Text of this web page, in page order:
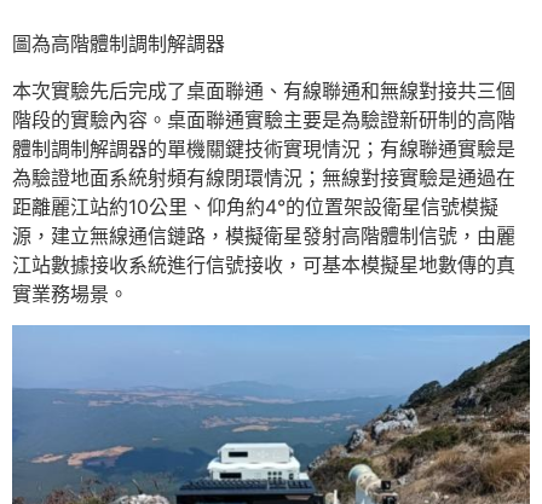
圖為高階體制調制解調器
本次實驗先后完成了桌面聯通、有線聯通和無線對接共三個
階段的實驗內容。桌面聯通實驗主要是為驗證新研制的高階
體制調制解調器的單機關鍵技術實現情況；有線聯通實驗是
為驗證地面系統射頻有線閉環情況；無線對接實驗是通過在
距離麗江站約10公里、仰角約4°的位置架設衛星信號模擬
源，建立無線通信鏈路，模擬衛星發射高階體制信號，由麗
江站數據接收系統進行信號接收，可基本模擬星地數傳的真
實業務場景。